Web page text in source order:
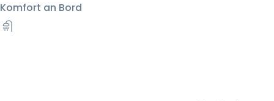
Komfort an Bord